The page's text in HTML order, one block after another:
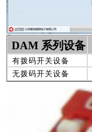
DAM 系列设备
有拨码开关设备
无拨码开关设备